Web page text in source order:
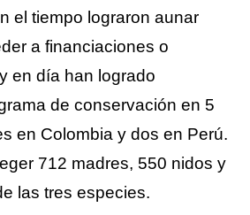
el tiempo lograron aunar
a financiaciones o
en día han logrado
de conservación en 5
en Colombia y dos en Perú.
712 madres, 550 nidos y
las tres especies.